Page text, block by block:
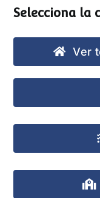
Selecciona la
Ver